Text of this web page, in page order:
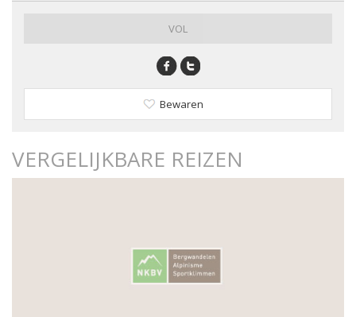
VOL
Bewaren
VERGELIJKBARE REIZEN